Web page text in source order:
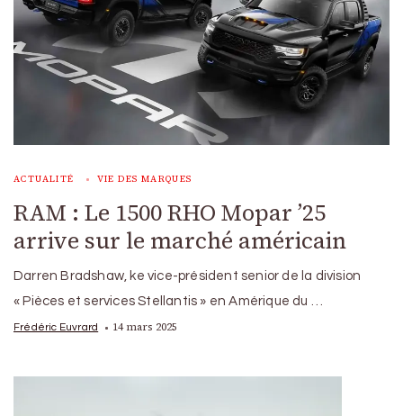
ACTUALITÉ VIE DES MARQUES
RAM : Le 1500 RHO Mopar ’25
arrive sur le marché américain
Darren Bradshaw, ke vice-président senior de la division
« Pièces et services Stellantis » en Amérique du …
Frédéric Euvrard 14 mars 2025